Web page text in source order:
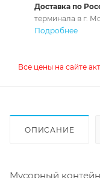
Доставка по
терминала в г.
Подробнее
Все цены на сайте
ОПИСАНИЕ
Мусорный